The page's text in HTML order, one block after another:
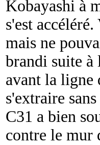
Kobayashi à
s'est
mais ne
brandi suite à
avant la ligne
s'extraire
C31 a bien
contre le mur